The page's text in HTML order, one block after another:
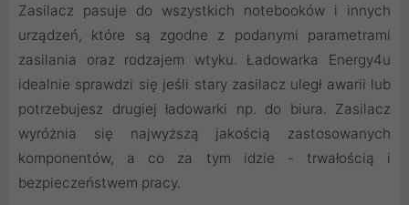
Zasilacz pasuje do wszystkich notebooków i innych
urządzeń, które są zgodne z podanymi parametrami
zasilania oraz rodzajem wtyku. Ładowarka Energy4u
idealnie sprawdzi się jeśli stary zasilacz uległ awarii lub
potrzebujesz drugiej ładowarki np. do biura. Zasilacz
wyróżnia się najwyższą jakością zastosowanych
komponentów, a co za tym idzie - trwałością i
bezpieczeństwem pracy.